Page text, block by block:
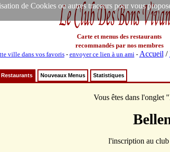
de Cookies ou autres traceurs pour vous
Carte et menus des restaurants
recommandés par nos membres
ville dans vos favoris- envoyer ce lien à un ami- Accueil /
Nouveaux Menus Statistiques
Vous êtes dans l'onglet
l'inscription au club